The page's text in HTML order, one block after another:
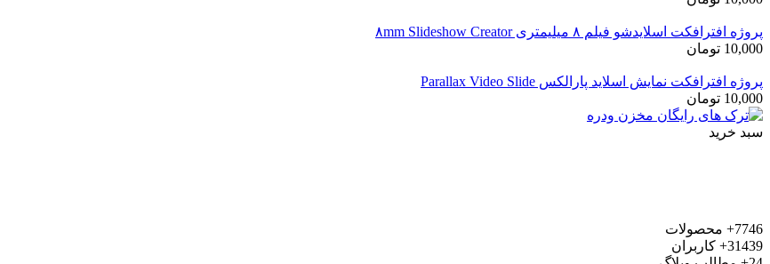
پروژه افترافکت اسلایدشو فیلم ۸ میلیمتری ۸mm Slideshow Creator
10,000 تومان
پروژه افترافکت نمایش اسلاید پارالکس Parallax Video Slide
10,000 تومان
سبد خرید
7746+
محصولات
31439+
کاربران